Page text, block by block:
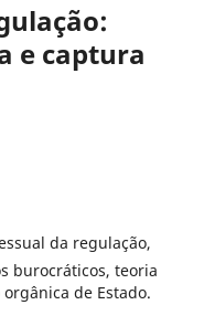
e captura
da regulação,
burocráticos, teoria
de Estado.